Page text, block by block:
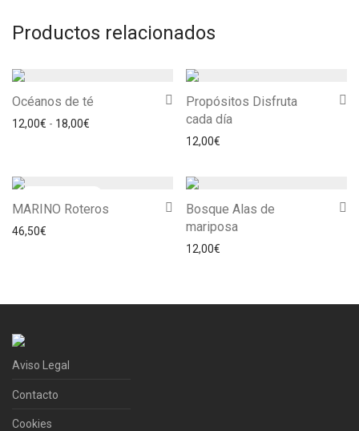
Productos relacionados
Océanos de té
12,00€ - 18,00€ Rango de precios: desde 12,00€ hasta 18,00€
Propósitos Disfruta
cada día
12,00€
MARINO Roteros
46,50€
Bosque Alas de
mariposa
12,00€
Aviso Legal
Contacto
Cookies